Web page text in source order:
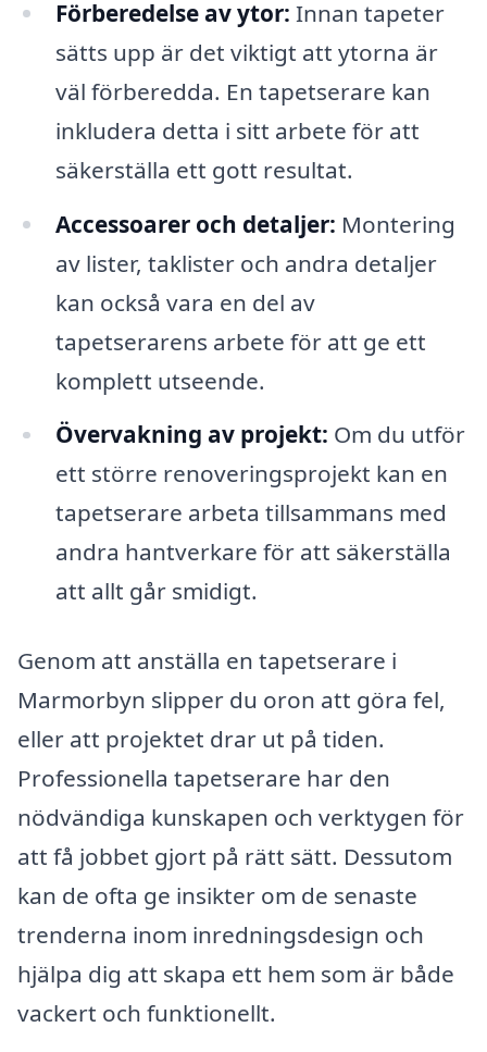
Förberedelse av ytor: Innan tapeter
sätts upp är det viktigt att ytorna är
väl förberedda. En tapetserare kan
inkludera detta i sitt arbete för att
säkerställa ett gott resultat.
Accessoarer och detaljer: Montering
av lister, taklister och andra detaljer
kan också vara en del av
tapetserarens arbete för att ge ett
komplett utseende.
Övervakning av projekt: Om du utför
ett större renoveringsprojekt kan en
tapetserare arbeta tillsammans med
andra hantverkare för att säkerställa
att allt går smidigt.
Genom att anställa en tapetserare i
Marmorbyn slipper du oron att göra fel,
eller att projektet drar ut på tiden.
Professionella tapetserare har den
nödvändiga kunskapen och verktygen för
att få jobbet gjort på rätt sätt. Dessutom
kan de ofta ge insikter om de senaste
trenderna inom inredningsdesign och
hjälpa dig att skapa ett hem som är både
vackert och funktionellt.